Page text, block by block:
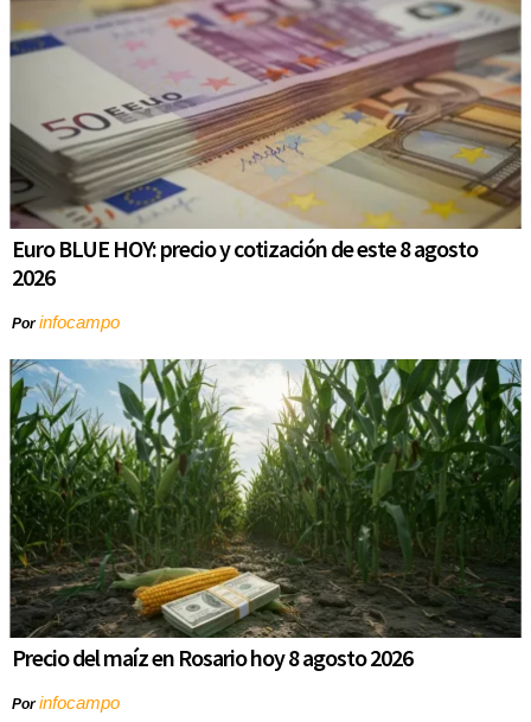
Euro BLUE HOY: precio y cotización de este 8 agosto
2026
Porinfocampo
Precio del maíz en Rosario hoy 8 agosto 2026
Porinfocampo